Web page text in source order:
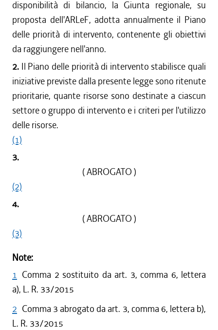
disponibilità di bilancio, la Giunta regionale, su
proposta dell'ARLeF, adotta annualmente il Piano
delle priorità di intervento, contenente gli obiettivi
da raggiungere nell'anno.
2. Il Piano delle priorità di intervento stabilisce quali
iniziative previste dalla presente legge sono ritenute
prioritarie, quante risorse sono destinate a ciascun
settore o gruppo di intervento e i criteri per l'utilizzo
delle risorse.
(1)
3.
( ABROGATO )
(2)
4.
( ABROGATO )
(3)
Note:
1 Comma 2 sostituito da art. 3, comma 6, lettera
a), L. R. 33/2015
2 Comma 3 abrogato da art. 3, comma 6, lettera b),
L. R. 33/2015